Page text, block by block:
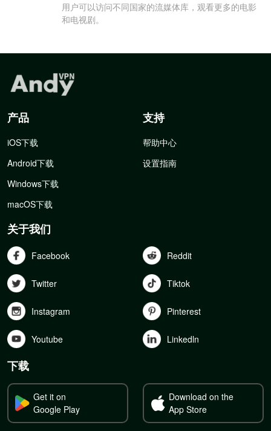
用户可以访问不同国家的流媒体库，观看更多的电影
和电视剧。
产品
iOS下载
Android下载
Windows下载
macOS下载
支持
帮助中心
设置指南
关于我们
Facebook Reddit
Twitter Tiktok
Instagram Pinterest
Youtube Linkedln
下载
Get it on
Google Play
Download on the
App Store